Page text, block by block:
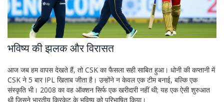
भविष्य की झलक और विरासत
आज जब हम वापस देखते हैं, तो CSK का फैसला सही साबित हुआ। धोनी की कप्तानी में
CSK ने 5 बार IPL खिताब जीता है। उन्होंने न केवल एक टीम बनाई, बल्कि एक
संस्कृति भी। 2008 का वह ऑक्शन सिर्फ एक खरीदारी नहीं थी; यह एक ऐसी शुरुआत
थी जिसने भारतीय क्रिकेट के भविष्य को परिभाषित किया।